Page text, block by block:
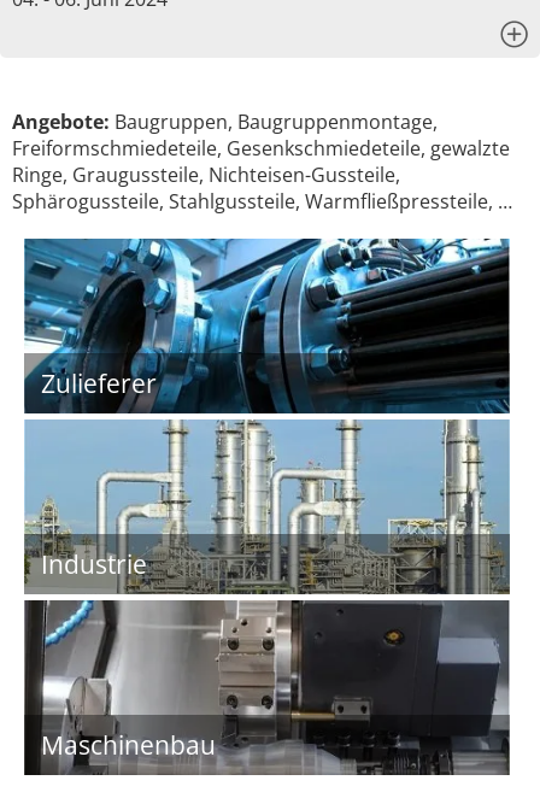
Angebote: Baugruppen, Baugruppenmontage,
Freiformschmiedeteile, Gesenkschmiedeteile, gewalzte
Ringe, Graugussteile, Nichteisen-Gussteile,
Sphärogussteile, Stahlgussteile, Warmfließpressteile, …
Zulieferer
Industrie
Maschinenbau